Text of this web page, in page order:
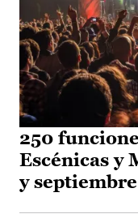
250
Escénicas y
y septiembre